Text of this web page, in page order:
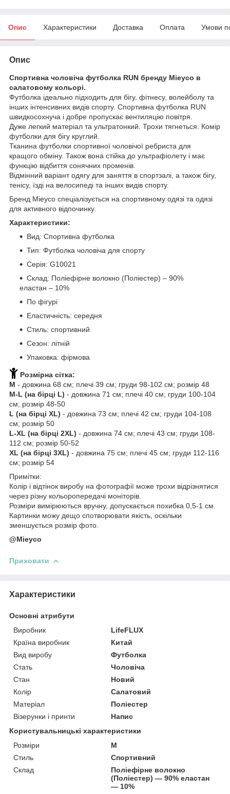
Опис Характеристики Доставка Оплата Умови
Опис
Спортивна чоловіча футболка RUN бренду Mieyco в
салатовому кольорі.
Футболка ідеально підходить для бігу, фітнесу, волейболу та
інших інтенсивних видів спорту. Спортивна футболка RUN
швидкосохнуча і добре пропускає вентиляцію повітря.
Дуже легкий матеріал та ультратонкий. Трохи тягнеться. Комір
футболки для бігу круглий.
Тканина футболки спортивної чоловічої ребриста для
кращого обміну. Також вона стійка до ультрафіолету і має
функцію відбиття сонячних променів.
Відмінний варіант одягу для заняття в спортзалі, а також бігу,
тенісу, їзді на велосипеді та інших видів спорту.
Бренд Mieyco спеціалізується на спортивному одязі та одязі
для активного відпочинку.
Характеристики:
Вид: Спортивна футболка
Тип: Футболка чоловіча для спорту
Серія: G10021
Склад: Поліефірне волокно (Поліестер) – 90%
еластан – 10%
По фігурі
Еластичність: середня
Стиль: спортивний
Сезон: літній
Упаковка: фірмова
Розмірна сітка:
М - довжина 68 см; плечі 39 см; груди 98-102 см; розмір 48
M-L (на бірці L) - довжина 71 см; плечі 40 см; груди 100-104
см; розмір 48-50
L (на бірці XL) - довжина 73 см; плечі 42 см; груди 104-108
см; розмір 50
L-XL (на бірці 2XL) - довжина 74 см; плечі 43 см; груди 108-
112 см; розмір 50-52
XL (на бірці 3XL) - довжина 75 см; плечі 45 см; груди 112-116
см; розмір 54
Примітки:
Колір і відтінок виробу на фотографії може трохи відрізнятися
через різну кольоропередачі моніторів.
Розміри вимірюються вручну, допускається похибка 0,5-1 см.
Картинки можу дещо спотворювати якість, оскільки
зменшується розмір фото.
@Mieyco
Приховати
Характеристики
Основні атрибути
Виробник
LifeFLUX
Країна виробник
Китай
Вид виробу
Футболка
Стать
Чоловіча
Стан
Новий
Колір
Салатовий
Матеріал
Поліестер
Візерунки і принти
Напис
Користувальницькі характеристики
Розміри
M
Стиль
Спортивний
Склад
Поліефірне волокно
(Поліестер) — 90% еластан
— 10%